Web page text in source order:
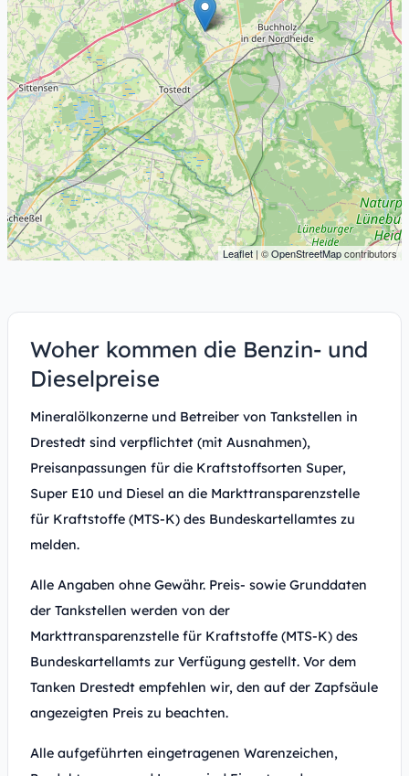
Leaflet | ©OpenStreetMapcontributors
Woher kommen die Benzin- und
Dieselpreise
Mineralölkonzerne und Betreiber von Tankstellen in
Drestedt sind verpflichtet (mit Ausnahmen),
Preisanpassungen für die Kraftstoffsorten Super,
Super E10 und Diesel an die Markttransparenzstelle
für Kraftstoffe (MTS-K) des Bundeskartellamtes zu
melden.
Alle Angaben ohne Gewähr. Preis- sowie Grunddaten
der Tankstellen werden von der
Markttransparenzstelle für Kraftstoffe (MTS-K) des
Bundeskartellamts zur Verfügung gestellt. Vor dem
Tanken Drestedt empfehlen wir, den auf der Zapfsäule
angezeigten Preis zu beachten.
Alle aufgeführten eingetragenen Warenzeichen,